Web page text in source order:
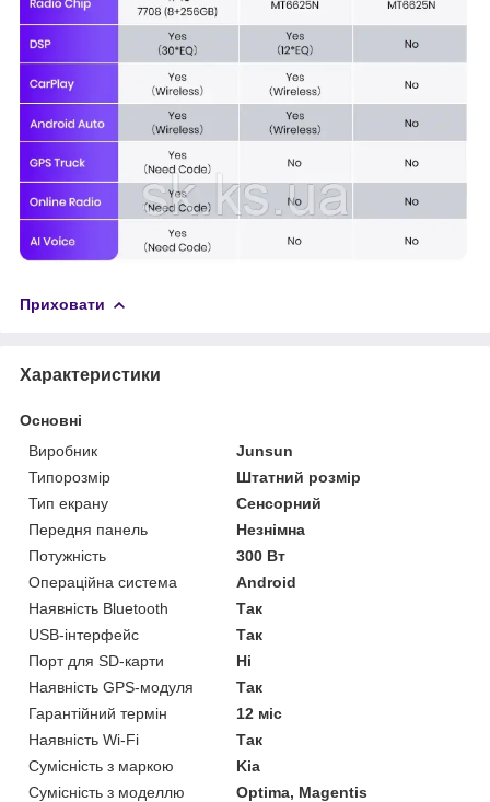
Приховати
Характеристики
Основні
Виробник
Junsun
Типорозмір
Штатний розмір
Тип екрану
Сенсорний
Передня панель
Незнімна
Потужність
300 Вт
Операційна система
Android
Наявність Bluetooth
Так
USB-інтерфейс
Так
Порт для SD-карти
Ні
Наявність GPS-модуля
Так
Гарантійний термін
12 міс
Наявність Wi-Fi
Так
Сумісність з маркою
Kia
Сумісність з моделлю
Optima, Magentis